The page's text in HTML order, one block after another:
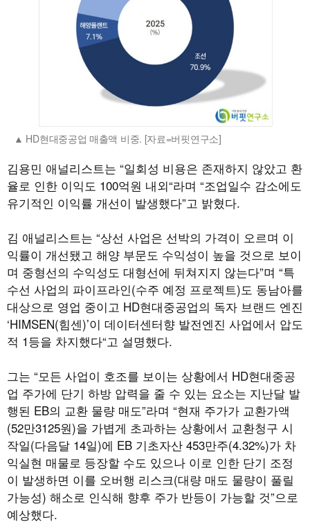
HD현대중공업 매출액 비중. [자료=버핏연구소]
김용민 애널리스트는 “일회성 비용은 존재하지 않았고 환
율로 인한 이익도 100억원 내외“라며 “조업일수 감소에도
유기적인 이익률 개선이 발생했다”고 밝혔다.
김 애널리스트는 “상선 사업은 선박의 가격이 오르며 이
익률이 개선됐고 해양 부문도 수익성이 높을 것으로 보이
며 중형선의 수익성도 대형선에 뒤쳐지지 않는다”며 “특
수선 사업의 파이프라인(수주 예정 프로젝트)도 동남아를
대상으로 영업 중이고 HD현대중공업의 독자 브랜드 엔진
‘HIMSEN(힘센)’이 데이터센터향 발전엔진 사업에서 압도
적 1등을 차지했다“고 설명했다.
그는 “모든 사업이 호조를 보이는 상황에서 HD현대중공
업 주가에 단기 하방 압력을 줄 수 있는 요소는 지난달 발
행된 EB의 교환 물량 매도”라며 “현재 주가가 교환가액
(52만3125원)을 가볍게 초과하는 상황에서 교환청구 시
작일(다음달 14일)에 EB 기초자산 453만주(4.32%)가 차
익실현 매물로 등장할 수도 있으나 이로 인한 단기 조정
이 발생하면 이를 오버행 리스크(대량 매도 물량이 풀릴
가능성) 해소로 인식해 향후 주가 반등이 가능할 것”으로
예상했다.